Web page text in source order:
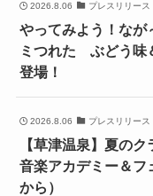
2026.8.06 プレスリリース
やってみよう！なが
ミつれた ぶどう味
登場！
2026.8.06 プレスリリース
【草津温泉】夏の
音楽アカデミー＆フ
から）